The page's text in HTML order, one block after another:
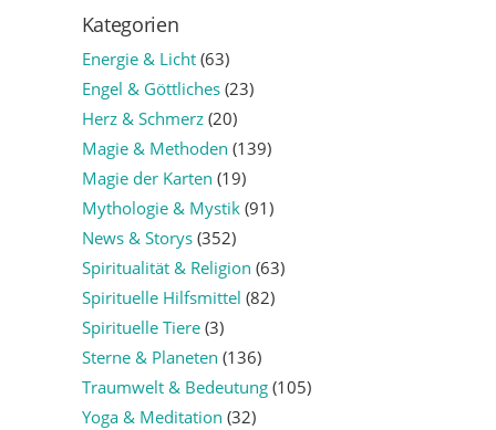
Kategorien
Energie & Licht(63)
Engel & Göttliches(23)
Herz & Schmerz(20)
Magie & Methoden (139)
Magie der Karten (19)
Mythologie & Mystik(91)
News & Storys(352)
Spiritualität & Religion (63)
Spirituelle Hilfsmittel (82)
Spirituelle Tiere(3)
Sterne & Planeten (136)
Traumwelt & Bedeutung(105)
Yoga & Meditation (32)